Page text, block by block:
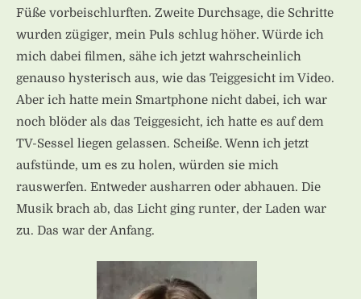
Füße vorbeischlurften. Zweite Durchsage, die Schritte
wurden zügiger, mein Puls schlug höher. Würde ich
mich dabei filmen, sähe ich jetzt wahrscheinlich
genauso hysterisch aus, wie das Teiggesicht im Video.
Aber ich hatte mein Smartphone nicht dabei, ich war
noch blöder als das Teiggesicht, ich hatte es auf dem
TV-Sessel liegen gelassen. Scheiße. Wenn ich jetzt
aufstünde, um es zu holen, würden sie mich
rauswerfen. Entweder ausharren oder abhauen. Die
Musik brach ab, das Licht ging runter, der Laden war
zu. Das war der Anfang.